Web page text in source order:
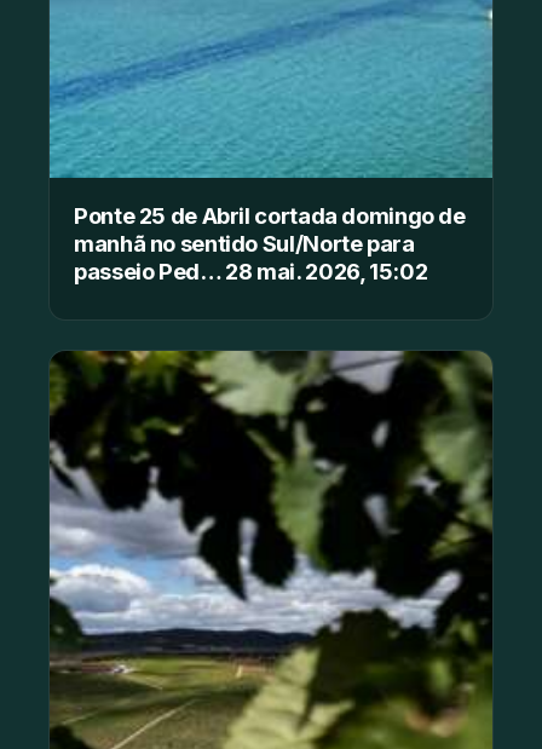
Ponte 25 de Abril cortada domingo de
manhã no sentido Sul/Norte para
passeio Ped… 28 mai. 2026, 15:02